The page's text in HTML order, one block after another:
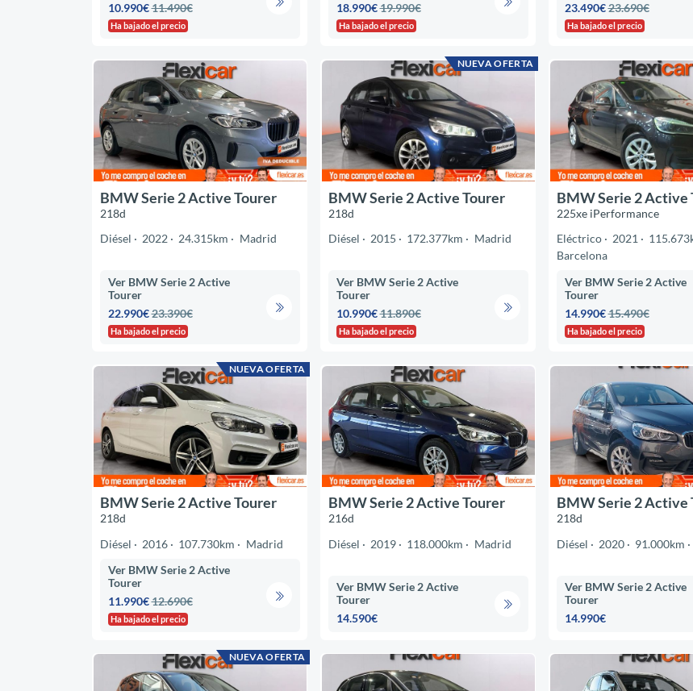
10.990€11.490€
Ha bajado el precio
18.990€19.990€
Ha bajado el precio
23.490€23.690€
Ha bajado el precio
BMW Serie 2 Active Tourer
218d
Diésel
2022 24.315km Madrid
Ver BMW Serie 2 Active
Tourer
22.990€23.390€
Ha bajado el precio
NUEVA OFERTA
BMW Serie 2 Active Tourer
218d
Diésel
2015 172.377km Madrid
Ver BMW Serie 2 Active
Tourer
10.990€11.890€
Ha bajado el precio
BMW Serie 2 Active
225xe iPerformance
Eléctrico
2021
Barcelona
Ver BMW Serie 2 Active
Tourer
14.990€15.490€
Ha bajado el precio
NUEVA OFERTA
BMW Serie 2 Active Tourer
218d
Diésel
2016 107.730km
Madrid
Ver BMW Serie 2 Active
Tourer
11.990€12.690€
Ha bajado el precio
BMW Serie 2 Active Tourer
216d
Diésel
2019 118.000km Madrid
Ver BMW Serie 2 Active
Tourer
14.590€
BMW Serie 2 Active
218d
Diésel
2020 91.000km
Ver BMW Serie 2 Active
Tourer
14.990€
NUEVA OFERTA